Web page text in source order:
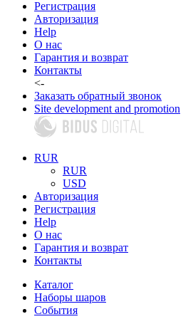
Регистрация
Авторизация
Help
О нас
Гарантия и возврат
Контакты
<-
Заказать обратный звонок
Site development and promotion
RUR
RUR
USD
Авторизация
Регистрация
Help
О нас
Гарантия и возврат
Контакты
Каталог
Наборы шаров
События